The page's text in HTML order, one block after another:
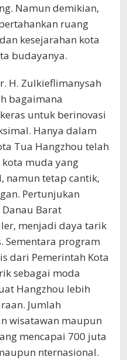
Namun demikian,
ruang
kesejarahan kota
budayanya.
H. Zulkieflimanysah
bagaimana
untuk berinovasi
Hanya dalam
Tua Hangzhou telah
muda yang
namun tetap cantik,
Pertunjukan
Barat
menjadi daya tarik
Sementara program
dari Pemerintah Kota
sebagai moda
Hangzhou lebih
Jumlah
wisatawan maupun
mencapai 700 juta
nternasional.